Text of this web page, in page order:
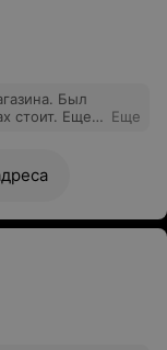
Был
Еще
Еще